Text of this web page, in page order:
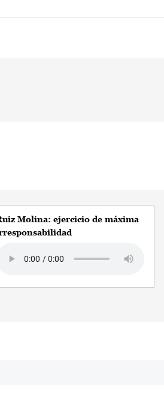
Molina: ejercicio de máxima